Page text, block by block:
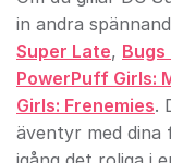
in andra
Super Late, Bugs
PowerPuff Girls:
Girls: Frenemies.
äventyr med